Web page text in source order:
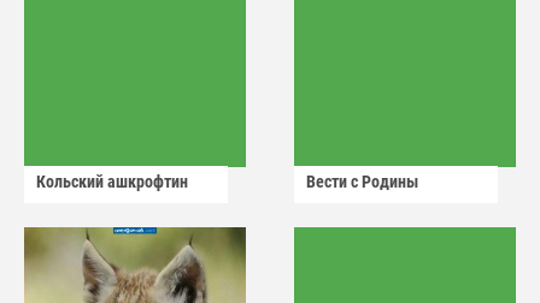
Кольский ашкрофтин Вести с Родины